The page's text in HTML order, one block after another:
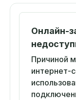
Онлайн-
Причиной
интернет-